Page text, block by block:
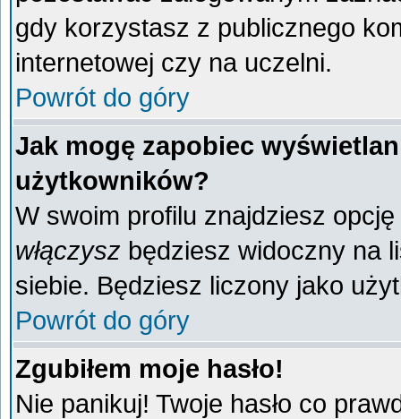
gdy korzystasz z publicznego
internetowej czy na uczelni.
Powrót do góry
Jak mogę zapobiec
użytkowników?
W swoim profilu znajdziesz opcję
włączysz będziesz widoczny na
siebie. Będziesz liczony jako
Powrót do góry
Zgubiłem moje hasło!
Nie panikuj! Twoje hasło co